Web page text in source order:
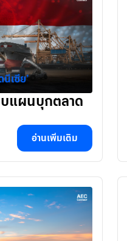
แผนบุกตลาด
อ่านเพิ่มเติม